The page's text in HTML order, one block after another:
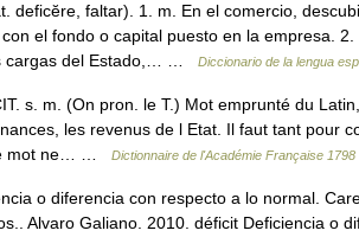
deficĕre, faltar). 1. m. En el comercio,
el fondo o capital puesto en la empresa.
cargas del Estado,… …
Diccionario de la lengua
s. m. (On pron. le T.) Mot emprunté du
les revenus de l Etat. Il faut tant pour
mot ne… …
Dictionnaire de l'Académie Française 1798
o diferencia con respecto a lo normal.
Alvaro Galiano. 2010. déficit Deficiencia o